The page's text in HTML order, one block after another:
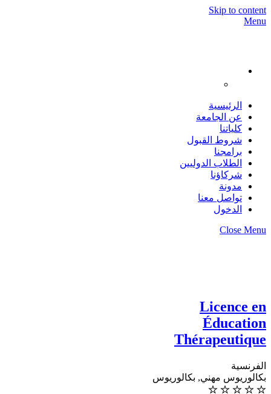
Skip to content
Menu
الرئيسية
عن الجامعة
كلياتنا
شروط القبول
برامجنا
الطلاب الدوليين
شركاؤنا
مدونة
تواصل معنا
الدخول
Close Menu
Licence en
Éducation
Thérapeutique
الفرنسية
بكالوريوس مهني, بكالوريوس